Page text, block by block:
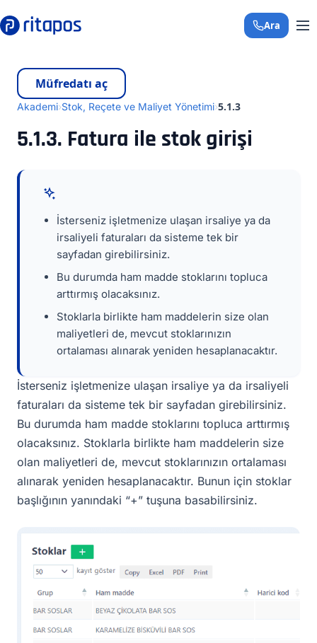
+90 850 308 29
Ara
Müfredatı aç
Akademi Stok, Reçete ve Maliyet Yönetimi 5.1.3
5.1.3. Fatura ile stok girişi
İsterseniz işletmenize ulaşan irsaliye ya da
irsaliyeli faturaları da sisteme tek bir
sayfadan girebilirsiniz.
Bu durumda ham madde stoklarını topluca
arttırmış olacaksınız.
Stoklarla birlikte ham maddelerin size olan
maliyetleri de, mevcut stoklarınızın
ortalaması alınarak yeniden hesaplanacaktır.
İsterseniz işletmenize ulaşan irsaliye ya da irsaliyeli
faturaları da sisteme tek bir sayfadan girebilirsiniz.
Bu durumda ham madde stoklarını topluca arttırmış
olacaksınız. Stoklarla birlikte ham maddelerin size
olan maliyetleri de, mevcut stoklarınızın ortalaması
alınarak yeniden hesaplanacaktır. Bunun için stoklar
başlığının yanındaki “+” tuşuna basabilirsiniz.